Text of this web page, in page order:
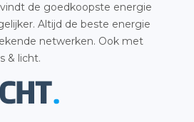
de goedkoopste energie
Altijd de beste energie
netwerken. Ook met
& licht.